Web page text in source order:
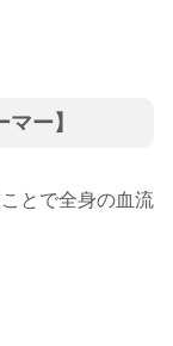
ー】
とで全身の血流